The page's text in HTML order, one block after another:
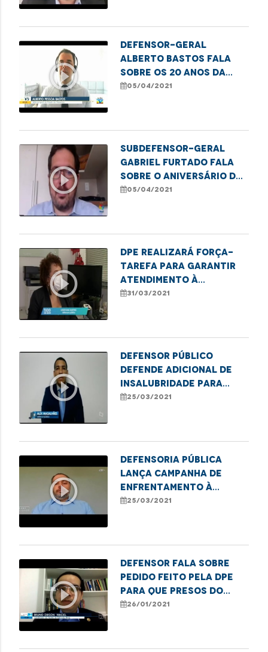
play_circle_outline
Defensor-geral
Alberto Bastos fala
sobre os 20 anos da
Defensoria Pública
05/04/2021
play_circle_outline
Subdefensor-geral
Gabriel Furtado fala
sobre o aniversário da
Defensoria Pública
05/04/2021
play_circle_outline
DPE realizará força-
tarefa para garantir
atendimento à
mulheres vítimas de
31/03/2021
play_circle_outline
Defensor Público
defende adicional de
insalubridade para
profissionais de saúde
25/03/2021
play_circle_outline
Defensoria Pública
lança campanha de
enfrentamento à
violência sexual
25/03/2021
play_circle_outline
Defensor fala sobre
pedido feito pela DPE
para que presos do
grupo de risco cumpram
26/01/2021